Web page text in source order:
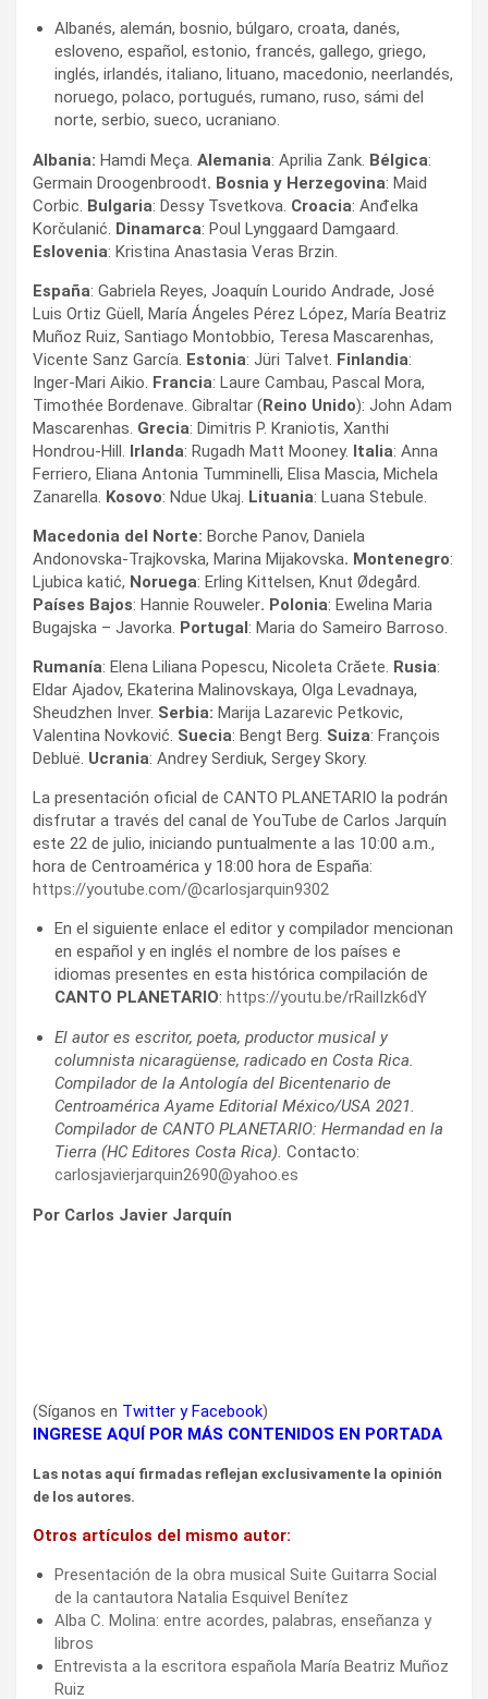
Albanés, alemán, bosnio, búlgaro, croata, danés,
esloveno, español, estonio, francés, gallego, griego,
inglés, irlandés, italiano, lituano, macedonio, neerlandés,
noruego, polaco, portugués, rumano, ruso, sámi del
norte, serbio, sueco, ucraniano.
Albania: Hamdi Meça. Alemania: Aprilia Zank. Bélgica:
Germain Droogenbroodt. Bosnia y Herzegovina: Maid
Corbic. Bulgaria: Dessy Tsvetkova. Croacia: Anđelka
Korčulanić. Dinamarca: Poul Lynggaard Damgaard.
Eslovenia: Kristina Anastasia Veras Brzin.
España: Gabriela Reyes, Joaquín Lourido Andrade, José
Luis Ortiz Güell, María Ángeles Pérez López, María Beatriz
Muñoz Ruiz, Santiago Montobbio, Teresa Mascarenhas,
Vicente Sanz García. Estonia: Jüri Talvet. Finlandia:
Inger-Mari Aikio. Francia: Laure Cambau, Pascal Mora,
Timothée Bordenave. Gibraltar (Reino Unido): John Adam
Mascarenhas. Grecia: Dimitris P. Kraniotis, Xanthi
Hondrou-Hill. Irlanda: Rugadh Matt Mooney. Italia: Anna
Ferriero, Eliana Antonia Tumminelli, Elisa Mascia, Michela
Zanarella. Kosovo: Ndue Ukaj. Lituania: Luana Stebule.
Macedonia del Norte: Borche Panov, Daniela
Andonovska-Trajkovska, Marina Mijakovska. Montenegro:
Ljubica katić, Noruega: Erling Kittelsen, Knut Ødegård.
Países Bajos: Hannie Rouweler. Polonia: Ewelina Maria
Bugajska – Javorka. Portugal: Maria do Sameiro Barroso.
Rumanía: Elena Liliana Popescu, Nicoleta Crăete. Rusia:
Eldar Ajadov, Ekaterina Malinovskaya, Olga Levadnaya,
Sheudzhen Inver. Serbia: Marija Lazarevic Petkovic,
Valentina Novković. Suecia: Bengt Berg. Suiza: François
Debluë. Ucrania: Andrey Serdiuk, Sergey Skory.
La presentación oficial de CANTO PLANETARIO la podrán
disfrutar a través del canal de YouTube de Carlos Jarquín
este 22 de julio, iniciando puntualmente a las 10:00 a.m.,
hora de Centroamérica y 18:00 hora de España:
https://youtube.com/@carlosjarquin9302
En el siguiente enlace el editor y compilador mencionan
en español y en inglés el nombre de los países e
idiomas presentes en esta histórica compilación de
CANTO PLANETARIO: https://youtu.be/rRailIzk6dY
El autor es escritor, poeta, productor musical y
columnista nicaragüense, radicado en Costa Rica.
Compilador de la Antología del Bicentenario de
Centroamérica Ayame Editorial México/USA 2021.
Compilador de CANTO PLANETARIO: Hermandad en la
Tierra (HC Editores Costa Rica). Contacto:
carlosjavierjarquin2690@yahoo.es
Por Carlos Javier Jarquín
(Síganos en Twitter yFacebook)
INGRESE AQUÍ POR MÁS CONTENIDOS EN PORTADA
Las notas aquí firmadas reflejan exclusivamente la opinión
de los autores.
Otros artículos del mismo autor:
Presentación de la obra musical Suite Guitarra Social
de la cantautora Natalia Esquivel Benítez
Alba C. Molina: entre acordes, palabras, enseñanza y
libros
Entrevista a la escritora española María Beatriz Muñoz
Ruiz